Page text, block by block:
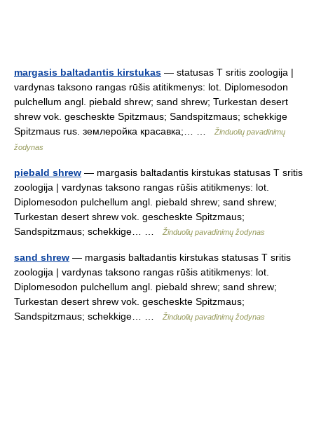
margasis baltadantis kirstukas — statusas T sritis zoologija |
vardynas taksono rangas rūšis atitikmenys: lot. Diplomesodon
pulchellum angl. piebald shrew; sand shrew; Turkestan desert
shrew vok. gescheskte Spitzmaus; Sandspitzmaus; schekkige
Spitzmaus rus. землеройка красавка;… …
Žinduolių pavadinimų
žodynas
piebald shrew — margasis baltadantis kirstukas statusas T sritis
zoologija | vardynas taksono rangas rūšis atitikmenys: lot.
Diplomesodon pulchellum angl. piebald shrew; sand shrew;
Turkestan desert shrew vok. gescheskte Spitzmaus;
Sandspitzmaus; schekkige… …
Žinduolių pavadinimų žodynas
sand shrew — margasis baltadantis kirstukas statusas T sritis
zoologija | vardynas taksono rangas rūšis atitikmenys: lot.
Diplomesodon pulchellum angl. piebald shrew; sand shrew;
Turkestan desert shrew vok. gescheskte Spitzmaus;
Sandspitzmaus; schekkige… …
Žinduolių pavadinimų žodynas